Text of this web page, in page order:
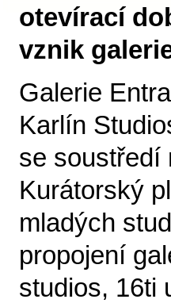
otevírací
vznik
Galerie
Karlín
se soustředí
Kurátorský
mladých
propojení
studios, 16ti